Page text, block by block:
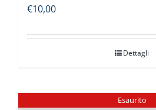
€10,00
Dettagli
Esaurito